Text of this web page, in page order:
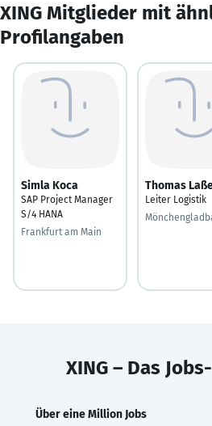
XING Mitglieder mit
Profilangaben
Simla Koca
SAP Project Manager
S/4 HANA
Frankfurt am Main
Thomas
Leiter Logistik
XING – Das
Über eine Million Jobs